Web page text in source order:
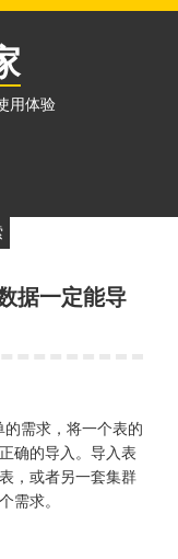
用体验
据一定能导
需求，将一个表的
确的导入。导入表
，或者另一套集群
需求。